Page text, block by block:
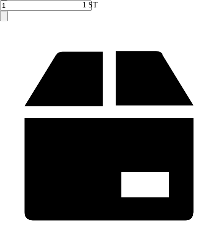
1 ST